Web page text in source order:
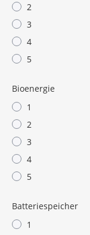
2
3
4
5
Bioenergie
1
2
3
4
5
Batteriespeicher
1